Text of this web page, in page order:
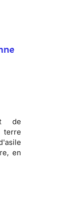
de
terre
en